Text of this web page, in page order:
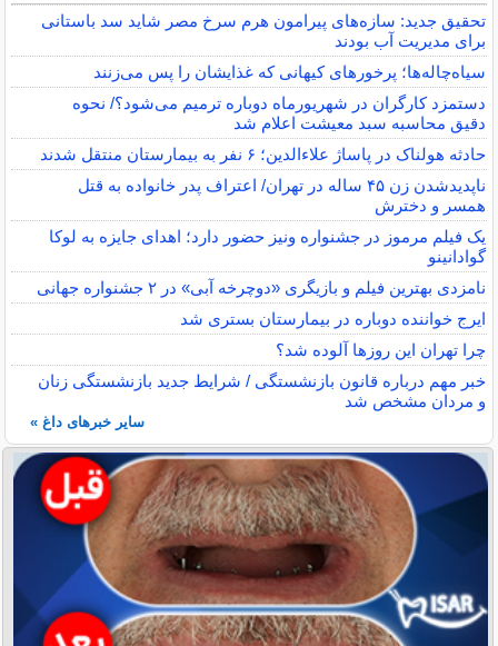
تحقیق جدید: سازه‌های پیرامون هرم سرخ مصر شاید سد باستانی
برای مدیریت آب بودند
سیاه‌چاله‌ها؛ پرخورهای کیهانی که غذایشان را پس می‌زنند
دستمزد کارگران در شهریورماه دوباره ترمیم می‌شود؟/ نحوه
دقیق محاسبه سبد معیشت اعلام شد
حادثه هولناک در پاساژ علاءالدین؛ ۶ نفر به بیمارستان منتقل شدند
ناپدیدشدن زن ۴۵ ساله در تهران/ اعتراف پدر خانواده به قتل
همسر و دخترش
یک فیلم مرموز در جشنواره ونیز حضور دارد؛ اهدای جایزه به لوکا
گوادانینو
نامزدی بهترین فیلم و بازیگری «دوچرخه آبی» در ۲ جشنواره جهانی
ایرج خواننده دوباره در بیمارستان بستری شد
چرا تهران این روزها آلوده شد؟
خبر مهم درباره قانون بازنشستگی / شرایط جدید بازنشستگی زنان
و مردان مشخص شد
سایر خبرهای داغ »